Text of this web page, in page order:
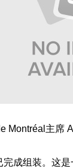
Montréal主席
成组装。这